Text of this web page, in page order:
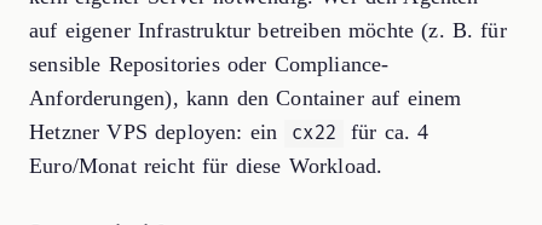
auf eigener Infrastruktur betreiben möchte (z. B. für
sensible Repositories oder Compliance-
Anforderungen), kann den Container auf einem
Hetzner VPS deployen: ein
cx22
für ca. 4
Euro/Monat reicht für diese Workload.